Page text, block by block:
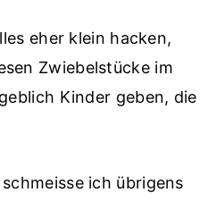
eher klein hacken,
Zwiebelstücke im
Kinder geben, die
ich übrigens